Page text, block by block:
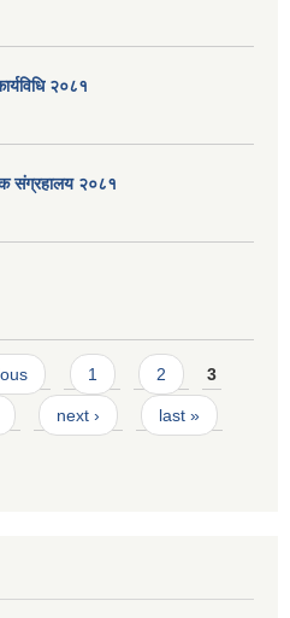
२०८१
संग्रहालय २०८१
1 2 3
next › last »